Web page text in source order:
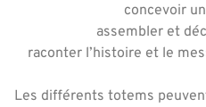
concevoir
assembler et
raconter l’histoire et le
Les différents totems